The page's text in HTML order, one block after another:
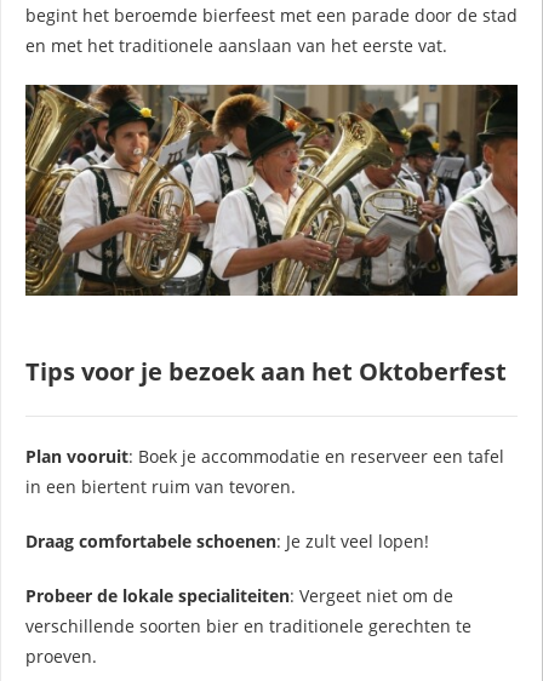
begint het beroemde bierfeest met een parade door de stad
en met het traditionele aanslaan van het eerste vat.
Tips voor je bezoek aan het Oktoberfest
Plan vooruit: Boek je accommodatie en reserveer een tafel
in een biertent ruim van tevoren.
Draag comfortabele schoenen: Je zult veel lopen!
Probeer de lokale specialiteiten: Vergeet niet om de
verschillende soorten bier en traditionele gerechten te
proeven.